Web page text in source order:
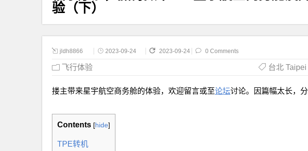
验（下）
jldh8866 2023-09-24 2023-09-24 0 Comments
飞行体验 台北
搂主带来星宇航空商务舱的体验，欢迎留言或至论坛讨论。因篇幅太长，
Contents [hide]
TPE转机